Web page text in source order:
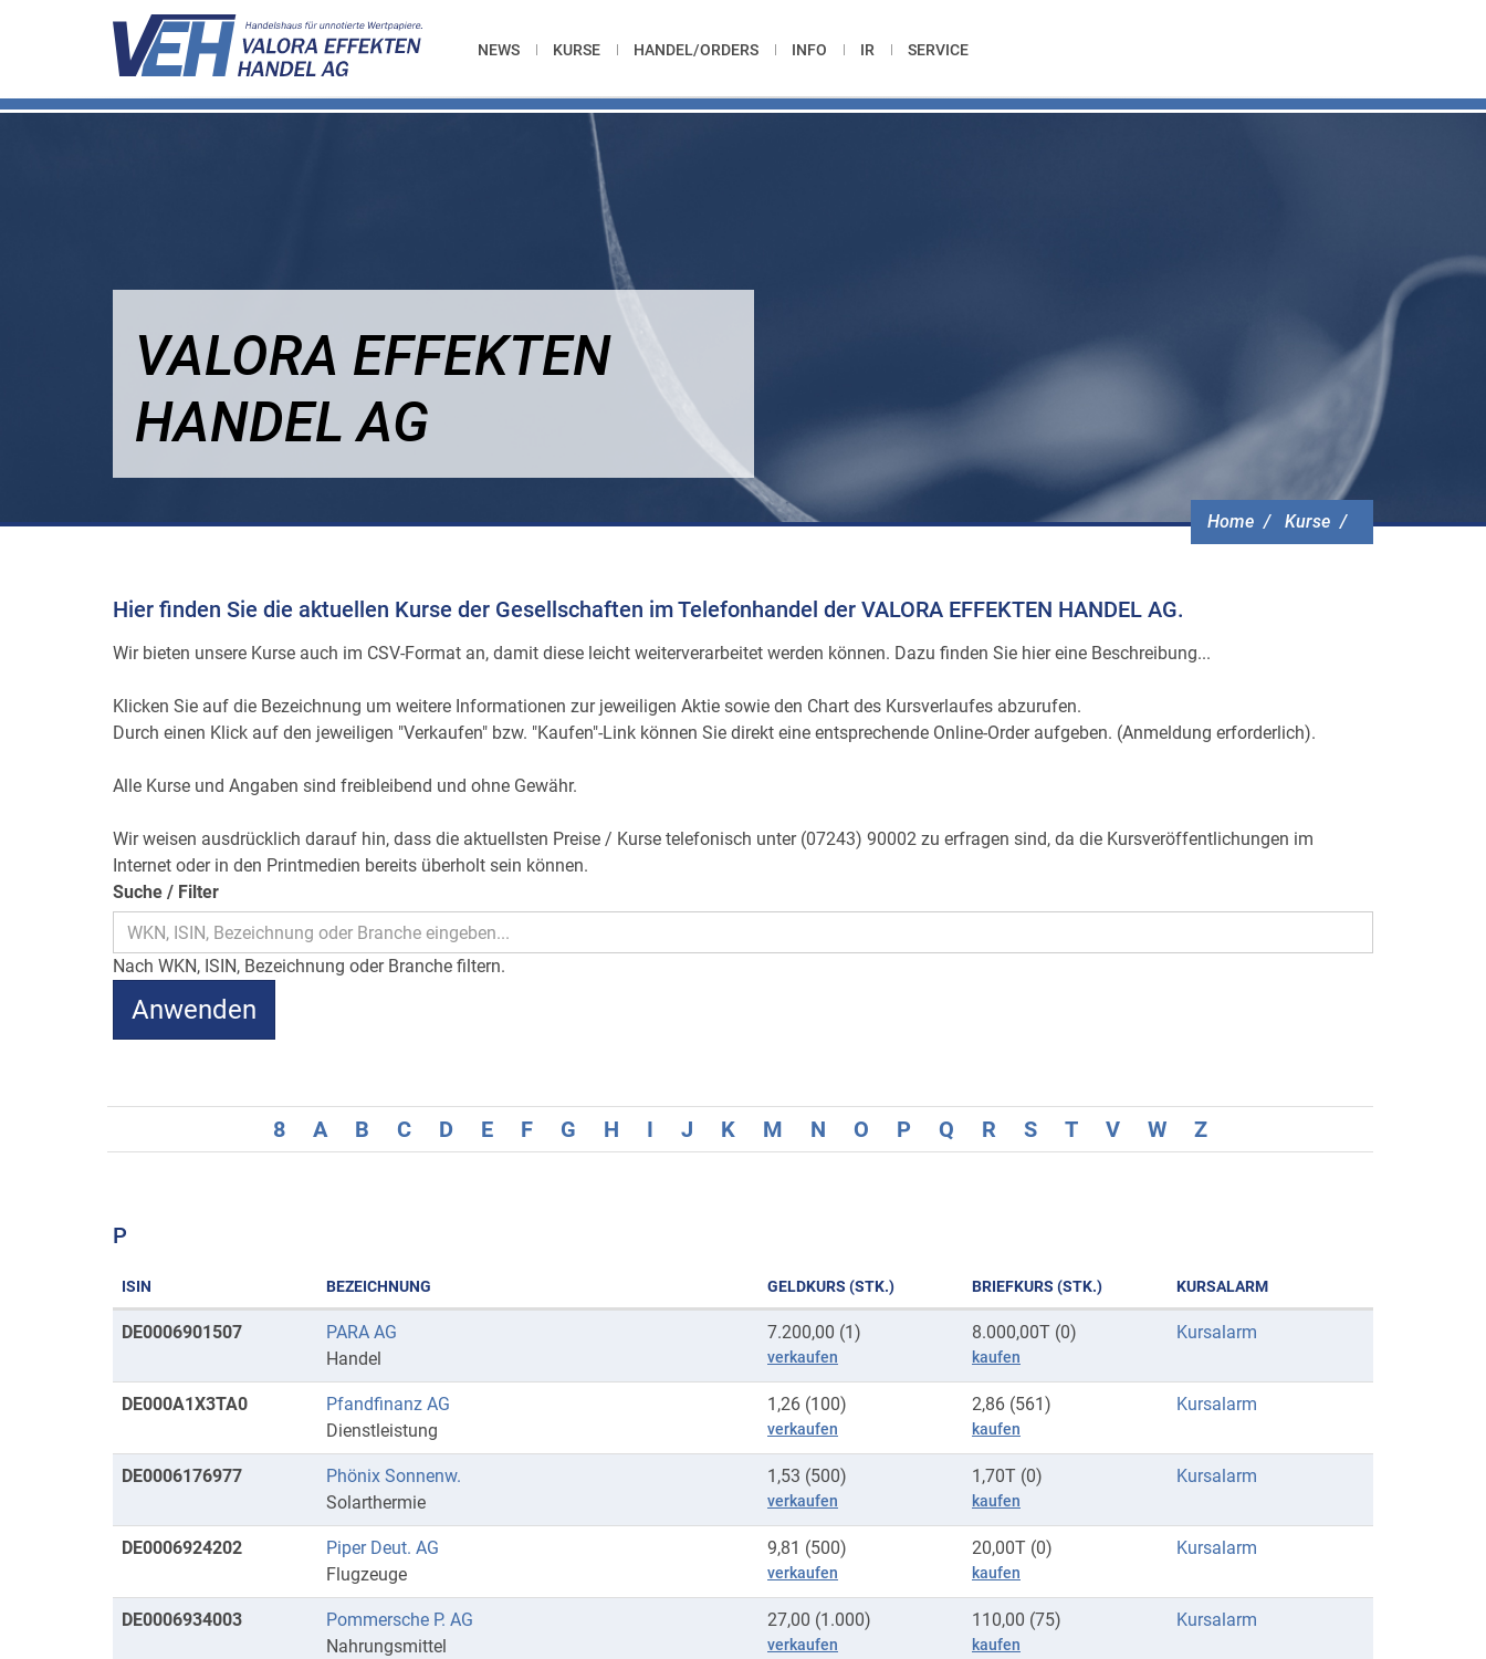
NEWS KURSE HANDEL/ORDERS INFO IR SERVICE
Home Kurse
VALORA EFFEKTEN
HANDEL AG
Hier finden Sie die aktuellen Kurse der Gesellschaften im Telefonhandel der VALORA EFFEKTEN HANDEL AG.
Wir bieten unsere Kurse auch im CSV-Format an, damit diese leicht weiterverarbeitet werden können. Dazu finden Sie hier eine Beschreibung...
Klicken Sie auf die Bezeichnung um weitere Informationen zur jeweiligen Aktie sowie den Chart des Kursverlaufes abzurufen.
Durch einen Klick auf den jeweiligen "Verkaufen" bzw. "Kaufen"-Link können Sie direkt eine entsprechende Online-Order aufgeben. (Anmeldung erforderlich).
Alle Kurse und Angaben sind freibleibend und ohne Gewähr.
Wir weisen ausdrücklich darauf hin, dass die aktuellsten Preise / Kurse telefonisch unter (07243) 90002 zu erfragen sind, da die Kursveröffentlichungen im
Internet oder in den Printmedien bereits überholt sein können.
Suche / Filter
Nach WKN, ISIN, Bezeichnung oder Branche filtern.
8 A B C D E F G H I J K M N O P Q R S T V W Z
P
Kurse
Anfangsbuchstaben
P
ISIN BEZEICHNUNG GELDKURS (STK.) BRIEFKURS (STK.) KURSALARM
DE0006901507
PARA AG
Handel
7.200,00 (1)
verkaufen
8.000,00T (0)
kaufen
Kursalarm
DE000A1X3TA0
Pfandfinanz AG
Dienstleistung
1,26 (100)
verkaufen
2,86 (561)
kaufen
Kursalarm
DE0006176977
Phönix Sonnenw.
Solarthermie
1,53 (500)
verkaufen
1,70T (0)
kaufen
Kursalarm
DE0006924202
Piper Deut. AG
Flugzeuge
9,81 (500)
verkaufen
20,00T (0)
kaufen
Kursalarm
DE0006934003
Pommersche P. AG
Nahrungsmittel
27,00 (1.000)
verkaufen
110,00 (75)
kaufen
Kursalarm